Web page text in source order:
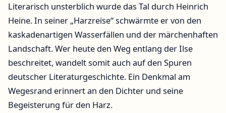
Literarisch unsterblich wurde das Tal durch Heinrich
Heine. In seiner „Harzreise“ schwärmte er von den
kaskadenartigen Wasserfällen und der märchenhaften
Landschaft. Wer heute den Weg entlang der Ilse
beschreitet, wandelt somit auch auf den Spuren
deutscher Literaturgeschichte. Ein Denkmal am
Wegesrand erinnert an den Dichter und seine
Begeisterung für den Harz.